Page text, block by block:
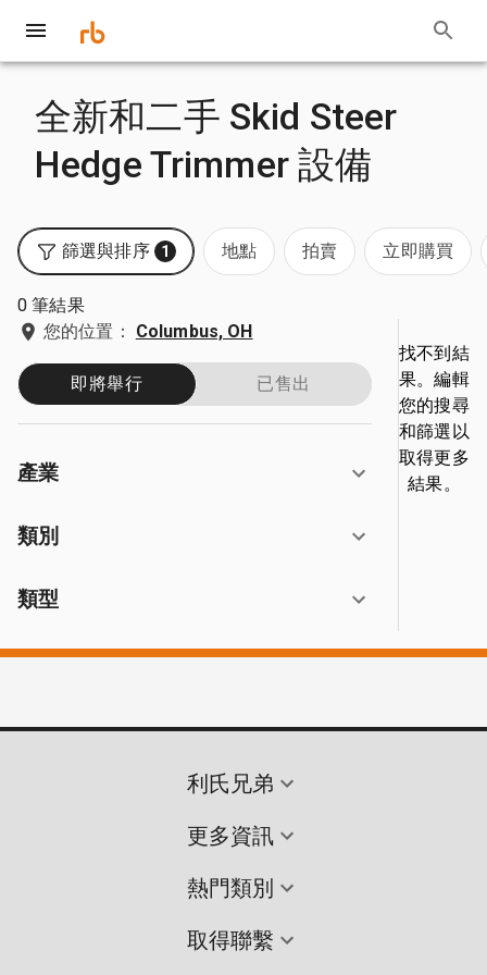
全新和二手 Skid Steer
Hedge Trimmer 設備
篩選與排序 1 地點 拍賣 立即購買
0 筆結果
您的位置：
Columbus, OH
即將舉行 已售出
產業
類別
類型
找不到結
果。編輯
您的搜尋
和篩選以
取得更多
結果。
利氏兄弟
更多資訊
熱門類別
取得聯繫